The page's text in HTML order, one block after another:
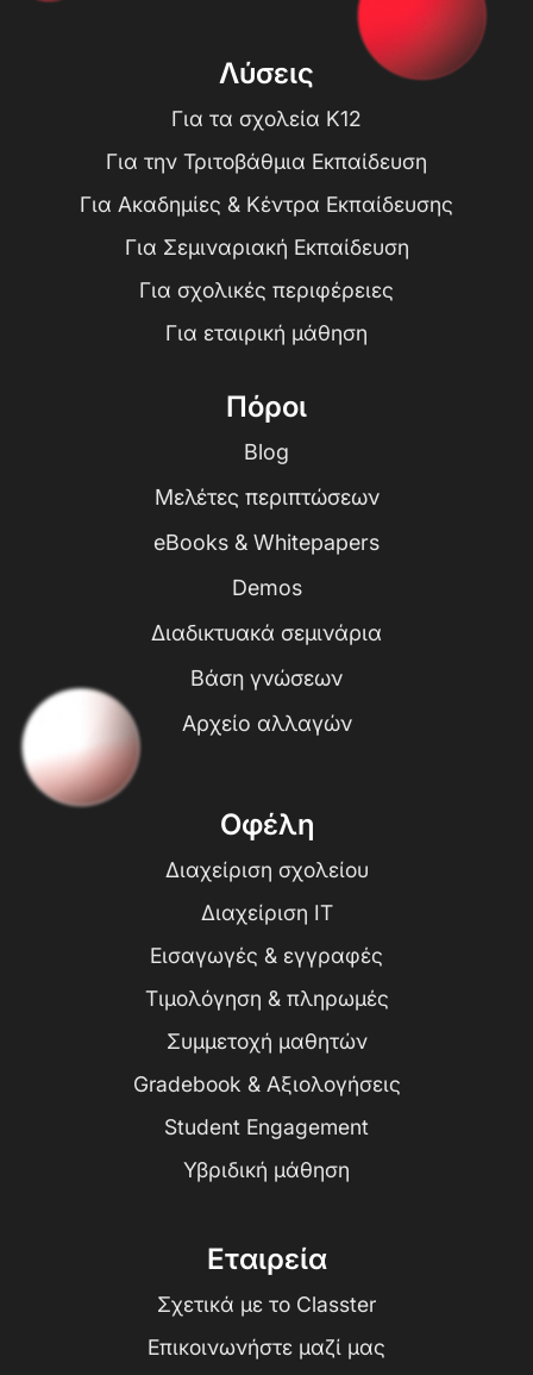
Λύσεις
Για τα σχολεία K12
Για την Τριτοβάθμια Εκπαίδευση
Για Ακαδημίες & Κέντρα Εκπαίδευσης
Για Σεμιναριακή Εκπαίδευση
Για σχολικές περιφέρειες
Για εταιρική μάθηση
Πόροι
Blog
Μελέτες περιπτώσεων
eBooks & Whitepapers
Demos
Διαδικτυακά σεμινάρια
Βάση γνώσεων
Αρχείο αλλαγών
Οφέλη
Διαχείριση σχολείου
Διαχείριση IT
Εισαγωγές & εγγραφές
Τιμολόγηση & πληρωμές
Συμμετοχή μαθητών
Gradebook & Αξιολογήσεις
Student Engagement
Υβριδική μάθηση
Εταιρεία
Σχετικά με το Classter
Επικοινωνήστε μαζί μας